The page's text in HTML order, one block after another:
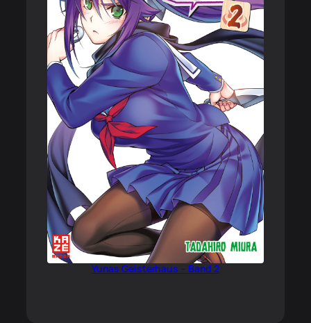
Yunas Geisterhaus – Band 2